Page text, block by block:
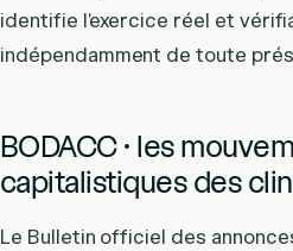
identifie l’exercice réel et
indépendamment de toute
BODACC · les
capitalistiques des
Le Bulletin officiel des